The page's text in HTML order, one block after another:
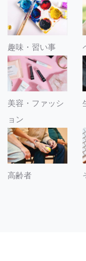
趣味・習い事
美容・ファッシ
ョン
高齢者